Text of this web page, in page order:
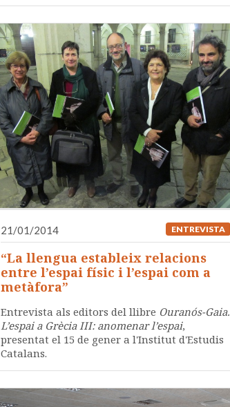
21/01/2014 ENTREVISTA
“La llengua estableix relacions
entre l’espai físic i l’espai com a
metàfora”
Entrevista als editors del llibre Ouranós-Gaia.
L’espai a Grècia III: anomenar l’espai,
presentat el 15 de gener a l'Institut d'Estudis
Catalans.